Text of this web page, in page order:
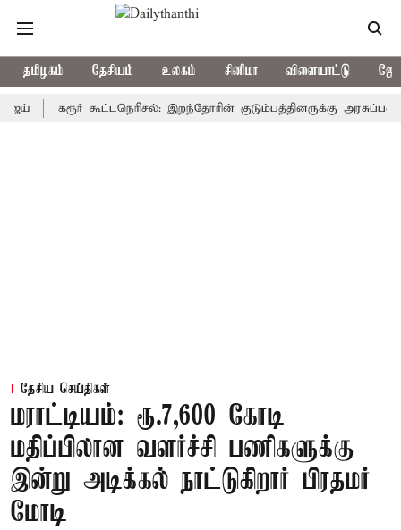
தமிழகம் தேசியம் உலகம் சினிமா விளையாட்டு
கரூர் கூட்டநெரிசல்: இறந்தோரின் குடும்பத்தினருக்கு அரசுப்பணி
தேசிய செய்திகள்
மராட்டியம்: ரூ.7,600 கோடி
மதிப்பிலான வளர்ச்சி பணிகளுக்கு
இன்று அடிக்கல் நாட்டுகிறார் பிரதமர்
மோடி